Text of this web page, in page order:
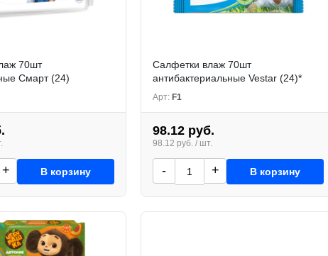
70шт
Смарт (24)
+ В корзину
Салфетки влаж 70шт
антибактериальные Vestar (24)*
Арт: F1
98.12 руб.
98.12 руб. / шт.
- + В корзину